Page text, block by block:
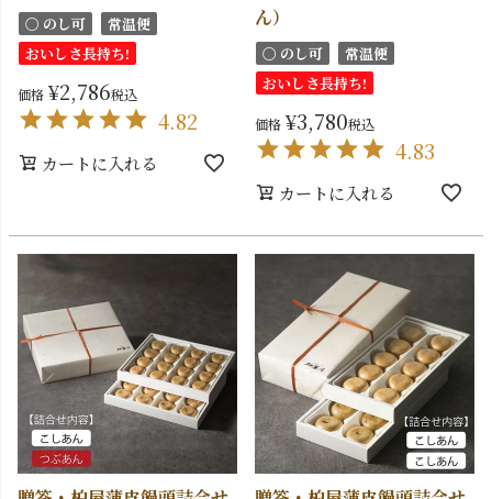
〇 のし可
常温便
おいしさ長持ち!
価格 ¥2,786税込
4.82
カートに入れる
ん）
〇 のし可
常温便
おいしさ長持ち!
価格 ¥3,780税込
4.83
カートに入れる